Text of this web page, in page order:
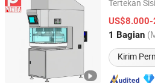
Tertekan
1 Bagian
Kirim
Shenzhen Ponda Grinding
Guangdong, China